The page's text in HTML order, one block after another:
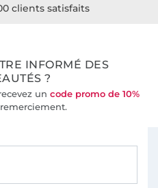
INFORMÉ DES
?
un code promo de 10%